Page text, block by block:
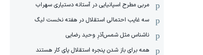
مربی مطرح اسپانیایی در آستانه دستیاری سهراب
سه غایب احتمالی استقلال در هفته نخست لیگ
ناشناس مثل شمس‌آذرِ وحید رضایی
همه برای باز شدن پنجره استقلال پای کار هستند